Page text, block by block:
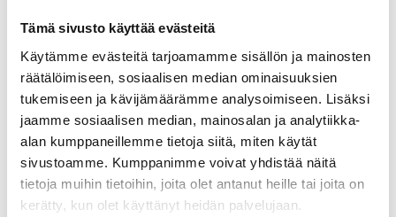
Tämä sivusto käyttää evästeitä
Käytämme evästeitä tarjoamamme sisällön ja mainosten
räätälöimiseen, sosiaalisen median ominaisuuksien
tukemiseen ja kävijämäärämme analysoimiseen. Lisäksi
jaamme sosiaalisen median, mainosalan ja analytiikka-
alan kumppaneillemme tietoja siitä, miten käytät
sivustoamme. Kumppanimme voivat yhdistää näitä
tietoja muihin tietoihin, joita olet antanut heille tai joita on
kerätty, kun olet käyttänyt heidän palvelujaan.
ajettaessa
lyhyitä
matkoja.
Taloudellisin
tapa
hiukkassuodattimen
puhdistukselle
ja